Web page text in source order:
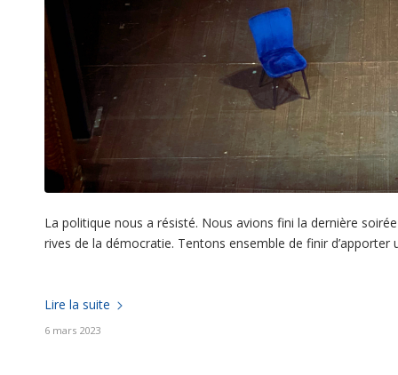
La politique nous a résisté. Nous avions fini la dernière
rives de la démocratie. Tentons ensemble de finir
Lire la suite
6 mars 2023